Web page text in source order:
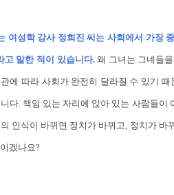
여성학 강사 정희진 씨는 사회에서 가장
고 말한 적이 있습니다.왜 그녀는 그네들을
에 따라 사회가 완전히 달라질 수 있기
다. 책임 있는 자리에 앉아 있는 사람들이
인식이 바뀌면 정치가 바뀌고, 정치가 바
겠나요?